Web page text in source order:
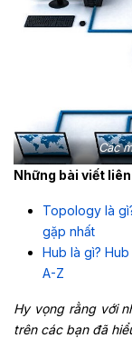
Các
Những bài viết
Topology là
gặp nhất
Hub là gì?
A-Z
Hy vọng rằng với
trên các bạn đã